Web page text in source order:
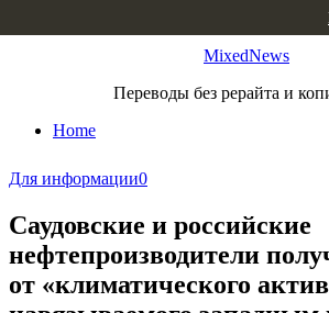
MixedNews
Переводы без рерайта и
Home
Для информации0
Саудовские и российские
нефтепроизводители
от «климатического